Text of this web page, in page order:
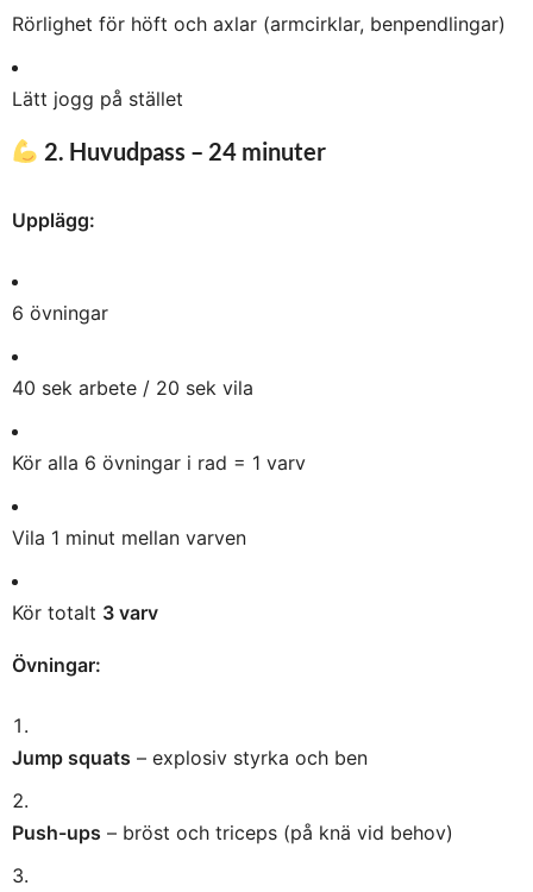
Rörlighet för höft och axlar (armcirklar, benpendlingar)
Lätt jogg på stället
2. Huvudpass – 24 minuter
Upplägg:
6 övningar
40 sek arbete / 20 sek vila
Kör alla 6 övningar i rad = 1 varv
Vila 1 minut mellan varven
Kör totalt 3 varv
Övningar:
Jump squats – explosiv styrka och ben
Push-ups – bröst och triceps (på knä vid behov)